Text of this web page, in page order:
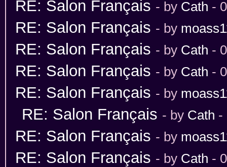
RE: Salon Français - by Cath -
RE: Salon Français - by
RE: Salon Français - by Cath -
RE: Salon Français - by Cath -
RE: Salon Français - by
RE: Salon Français - by Cath -
RE: Salon Français - by
RE: Salon Français - by Cath -